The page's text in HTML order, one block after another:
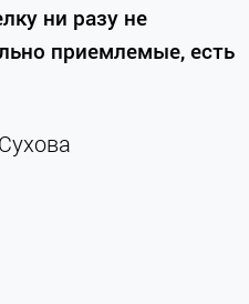
ни разу не
приемлемые, есть